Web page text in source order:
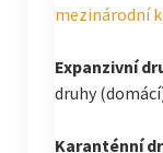
mezinárodní
Expanzivní
druhy
Karanténní